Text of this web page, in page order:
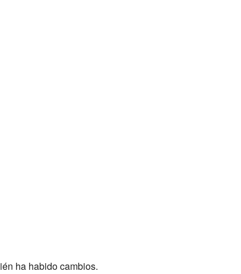
ha habido cambios.